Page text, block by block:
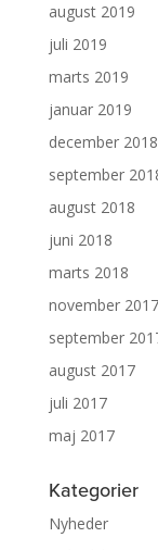
august 2019
juli 2019
marts 2019
januar 2019
december 2018
september
august 2018
juni 2018
marts 2018
november 2017
september
august 2017
juli 2017
maj 2017
Kategorier
Nyheder